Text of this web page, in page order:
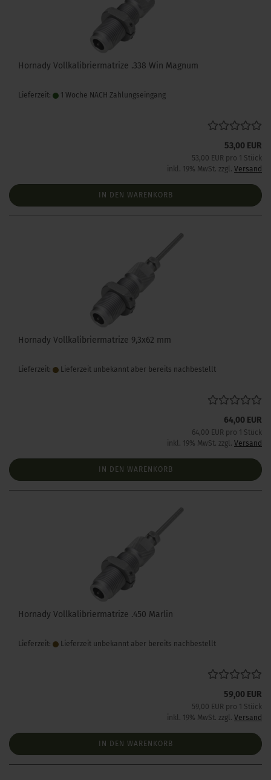
Hornady Vollkalibriermatrize .338 Win Magnum
Lieferzeit: 1 Woche NACH Zahlungseingang
53,00 EUR
53,00 EUR pro 1 Stück
inkl. 19% MwSt. zzgl. Versand
IN DEN WARENKORB
Hornady Vollkalibriermatrize 9,3x62 mm
Lieferzeit: Lieferzeit unbekannt aber bereits nachbestellt
64,00 EUR
64,00 EUR pro 1 Stück
inkl. 19% MwSt. zzgl. Versand
IN DEN WARENKORB
Hornady Vollkalibriermatrize .450 Marlin
Lieferzeit: Lieferzeit unbekannt aber bereits nachbestellt
59,00 EUR
59,00 EUR pro 1 Stück
inkl. 19% MwSt. zzgl. Versand
IN DEN WARENKORB